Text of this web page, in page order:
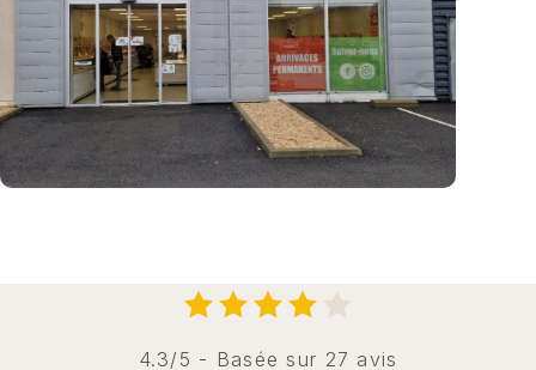
4.3/5 - Basée sur 27 avis